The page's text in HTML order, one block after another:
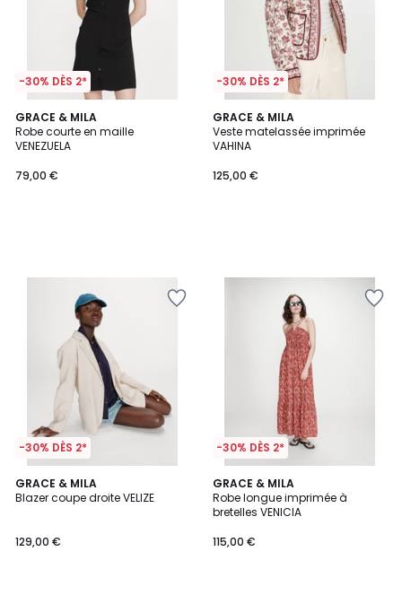
-30% DÈS 2*
GRACE & MILA
Robe courte en maille
VENEZUELA
79,00 €
-30% DÈS 2*
GRACE & MILA
Veste matelassée imprimée
VAHINA
125,00 €
-30% DÈS 2*
GRACE & MILA
Blazer coupe droite VELIZE
129,00 €
-30% DÈS 2*
GRACE & MILA
Robe longue imprimée à
bretelles VENICIA
115,00 €